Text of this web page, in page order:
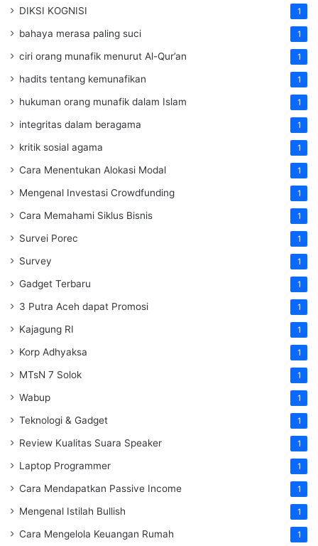
DIKSI KOGNISI 1
bahaya merasa paling suci 1
ciri orang munafik menurut Al-Qur’an 1
hadits tentang kemunafikan 1
hukuman orang munafik dalam Islam 1
integritas dalam beragama 1
kritik sosial agama 1
Cara Menentukan Alokasi Modal 1
Mengenal Investasi Crowdfunding 1
Cara Memahami Siklus Bisnis 1
Survei Porec 1
Survey 1
Gadget Terbaru 1
3 Putra Aceh dapat Promosi 1
Kajagung RI 1
Korp Adhyaksa 1
MTsN 7 Solok 1
Wabup 1
Teknologi & Gadget 1
Review Kualitas Suara Speaker 1
Laptop Programmer 1
Cara Mendapatkan Passive Income 1
Mengenal Istilah Bullish 1
Cara Mengelola Keuangan Rumah 1